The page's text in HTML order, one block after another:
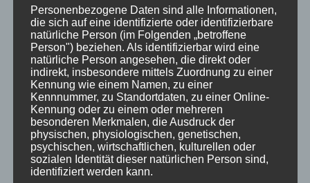
Gastgeber im Hotel Sonnenheim, das Sie als
Übernachtungsort für Ihren Urlaub am
Nebelhorn gewählt haben, stehen wir, Michaela
und Jörg King, Ihnen gern mit weiteren Tipps
und Anregungen für die Freizeitplanung zur
Verfügung.
Wollten Sie beispielsweise schon immer einmal
Gleitschirmfliegen? Während Ihres Urlaubs am
Nebelhorn haben Sie DIE Gelegenheit dazu.
Personenbezogene Daten sind alle Informationen,
die sich auf eine identifizierte oder identifizierbare
natürliche Person (im Folgenden „betroffene
Person") beziehen. Als identifizierbar wird eine
natürliche Person angesehen, die direkt oder
indirekt, insbesondere mittels Zuordnung zu einer
Kennung wie einem Namen, zu einer
Kennnummer, zu Standortdaten, zu einer Online-
Kennung oder zu einem oder mehreren
besonderen Merkmalen, die Ausdruck der
physischen, physiologischen, genetischen,
psychischen, wirtschaftlichen, kulturellen oder
sozialen Identität dieser natürlichen Person sind,
identifiziert werden kann.